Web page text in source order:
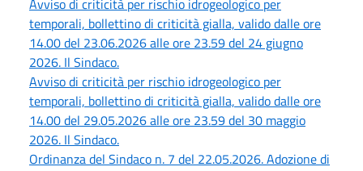
temporali, bollettino di criticità gialla, valido dalle ore
14.00 del 23.06.2026 alle ore 23.59 del 24 giugno
2026. Il Sindaco.
Avviso di criticità per rischio idrogeologico per
temporali, bollettino di criticità gialla, valido dalle ore
14.00 del 29.05.2026 alle ore 23.59 del 30 maggio
2026. Il Sindaco.
Ordinanza del Sindaco n. 7 del 22.05.2026. Adozione di